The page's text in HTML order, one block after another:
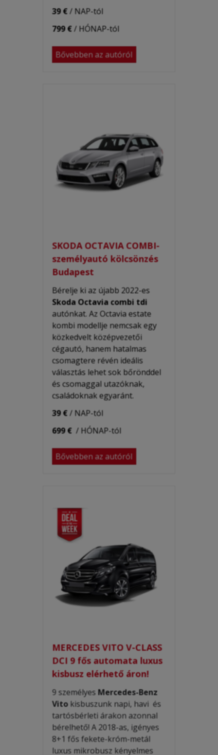
39 €/ NAP-tól
799 €/ HÓNAP-tól
Bővebben az autóról
SKODA OCTAVIA COMBI-
személyautó kölcsönzés
Budapest
Bérelje ki az újabb 2022-es
Skoda Octavia combi tdi
autónkat. Az Octavia estate
kombi modellje nemcsak egy
közkedvelt középvezetői
cégautó, hanem hatalmas
csomagtere révén ideális
választás lehet sok bőrönddel
és csomaggal utazóknak,
családoknak egyaránt.
39 €/ NAP-tól
699 € / HÓNAP-tól
Bővebben az autóról
MERCEDES VITO V-CLASS
DCI 9 fős automata luxus
kisbusz elérhető áron!
9 személyesMercedes-Benz
Vito kisbuszunk napi, havi és
tartósbérleti árakonazonnal
bérelhető! A 2018-as, igényes
8+1 fős fekete-króm-metál
luxus mikrobusz kényelmes